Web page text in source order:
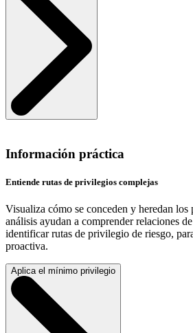
Información práctica
Entiende rutas de privilegios complejas
Visualiza cómo se conceden y heredan
análisis ayudan a comprender relaciones
identificar rutas de privilegio de riesgo,
proactiva.
Aplica el mínimo privilegio